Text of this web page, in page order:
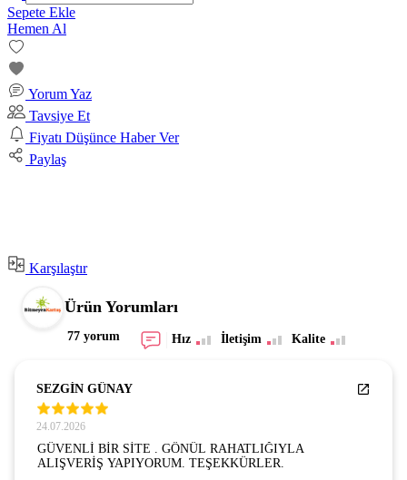
Sepete Ekle
Hemen Al
Yorum Yaz
Tavsiye Et
Fiyatı Düşünce Haber Ver
Paylaş
Karşılaştır
Ürün Yorumları
77 yorum Hız İletişim Kalite
SEZGİN GÜNAY
24.07.2026
GÜVENLİ BİR SİTE . GÖNÜL RAHATLIĞIYLA
ALIŞVERİŞ YAPIYORUM. TEŞEKKÜRLER.